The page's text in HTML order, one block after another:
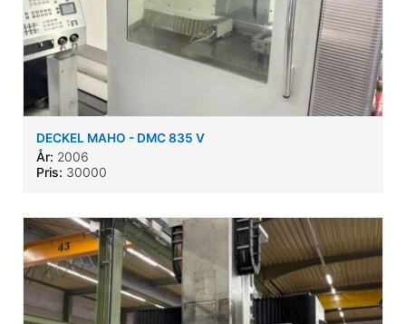
DECKEL MAHO - DMC 835 V
År: 2006
Pris: 30000